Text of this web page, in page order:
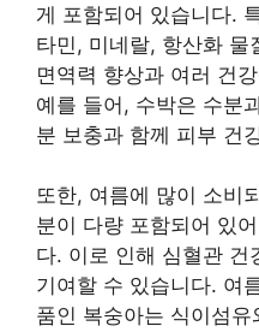
게 포함되어 있습니다.
타민, 미네랄, 항산화 물
면역력 향상과 여러 건
예를 들어, 수박은 수분
분 보충과 함께 피부 건
또한, 여름에 많이 소비
분이 다량 포함되어 있
다. 이로 인해 심혈관 건
기여할 수 있습니다. 여
품인 복숭아는 식이섬